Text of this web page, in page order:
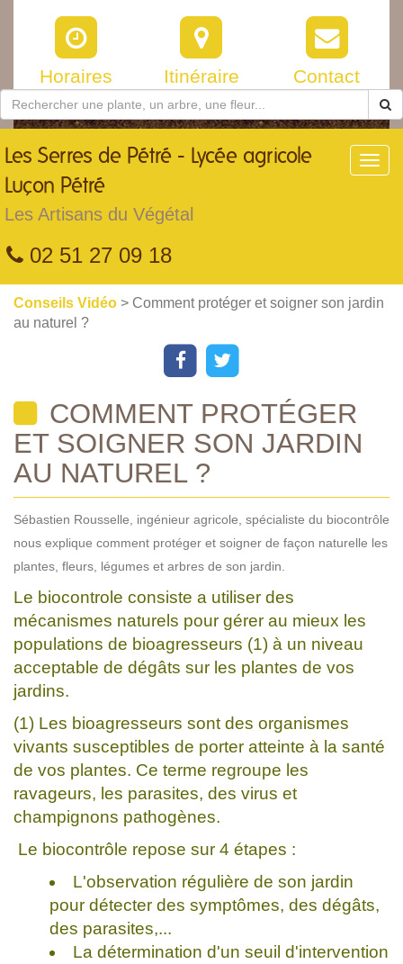
Horaires Itinéraire Contact
Les Serres de Pétré - Lycée agricole
Luçon Pétré
Les Artisans du Végétal
02 51 27 09 18
Conseils Vidéo > Comment protéger et soigner son jardin
au naturel ?
COMMENT PROTÉGER
ET SOIGNER SON JARDIN
AU NATUREL ?
Sébastien Rousselle, ingénieur agricole, spécialiste du biocontrôle
nous explique comment protéger et soigner de façon naturelle les
plantes, fleurs, légumes et arbres de son jardin.
Le biocontrole consiste a utiliser des
mécanismes naturels pour gérer au mieux les
populations de bioagresseurs (1) à un niveau
acceptable de dégâts sur les plantes de vos
jardins.
(1) Les bioagresseurs sont des organismes
vivants susceptibles de porter atteinte à la santé
de vos plantes. Ce terme regroupe les
ravageurs, les parasites, des virus et
champignons pathogènes.
Le biocontrôle repose sur 4 étapes :
L'observation régulière de son jardin
pour détecter des symptômes, des dégâts,
des parasites,...
La détermination d'un seuil d'intervention